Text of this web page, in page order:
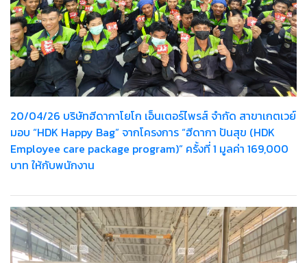
20/04/26 บริษัทฮีดากาโยโก เอ็นเตอร์ไพรส์ จำกัด สาขาเกตเวย์
มอบ “HDK Happy Bag” จากโครงการ “ฮีดากา ปันสุข (HDK
Employee care package program)” ครั้งที่ 1 มูลค่า 169,000
บาท ให้กับพนักงาน